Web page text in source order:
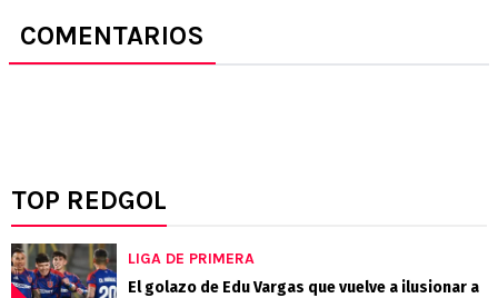
COMENTARIOS
TOP REDGOL
LIGA DE PRIMERA
El golazo de Edu Vargas que vuelve a ilusionar a